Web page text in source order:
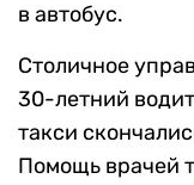
в автобус.
Столичное
30-летний
такси
Помощь врачей